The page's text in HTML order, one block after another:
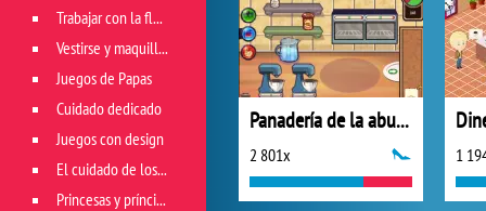
Panadería de la abuela
2 801x 1
Trabajar con la flora
Vestirse y maquillarse
Juegos de Papas
Cuidado dedicado
Juegos con design
El cuidado de los animales
Princesas y príncipes